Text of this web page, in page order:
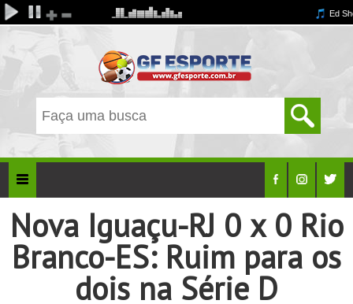
Nova Iguaçu-RJ 0 x 0 Rio
Branco-ES: Ruim para os
dois na Série D